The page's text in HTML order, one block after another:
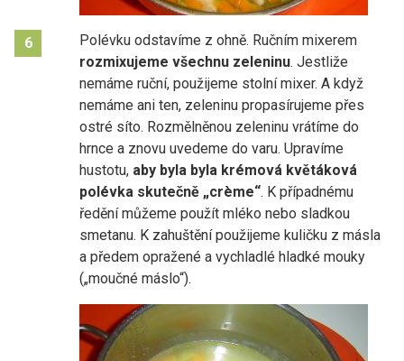
6
Polévku odstavíme z ohně. Ručním mixerem
rozmixujeme všechnu zeleninu. Jestliže
nemáme ruční, použijeme stolní mixer. A když
nemáme ani ten, zeleninu propasírujeme přes
ostré síto. Rozmělněnou zeleninu vrátíme do
hrnce a znovu uvedeme do varu. Upravíme
hustotu, aby byla byla krémová květáková
polévka skutečně „crème“. K případnému
ředění můžeme použít mléko nebo sladkou
smetanu. K zahuštění použijeme kuličku z másla
a předem opražené a vychladlé hladké mouky
(„moučné máslo“).